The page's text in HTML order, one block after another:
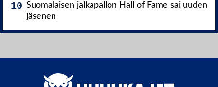
Suomalaisen jalkapallon Hall of Fame sai uuden
jäsenen